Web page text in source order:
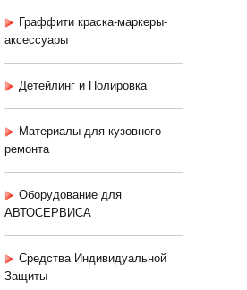
Граффити краска-маркеры-
аксессуары
Детейлинг и Полировка
Материалы для кузовного
ремонта
Оборудование для
АВТОСЕРВИСА
Средства Индивидуальной
Защиты